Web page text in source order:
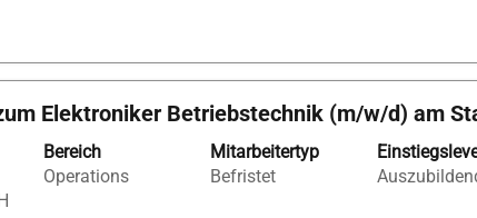
Elektroniker Betriebstechnik (m/w/d) am
Bereich
Operations
Mitarbeitertyp
Befristet